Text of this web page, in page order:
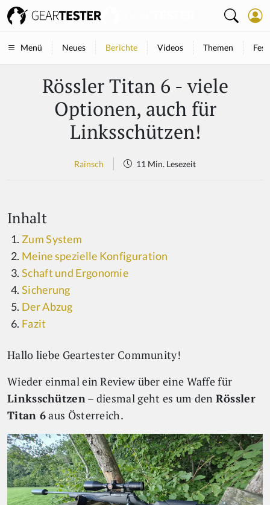
Menü Neues Berichte Videos Themen
Rössler Titan 6 - viele
Optionen, auch für
Linksschützen!
Rainsch 11 Min. Lesezeit
Inhalt
Zum System
Meine spezielle Konfiguration
Schaft und Ergonomie
Sicherung
Der Abzug
Fazit
Hallo liebe Geartester Community!
Wieder einmal ein Review über eine Waffe für
Linksschützen – diesmal geht es um den Rössler
Titan 6aus Österreich.